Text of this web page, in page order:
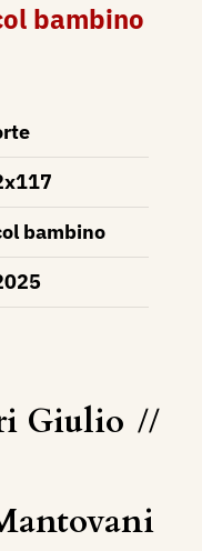
bambino
bambino
Giulio //